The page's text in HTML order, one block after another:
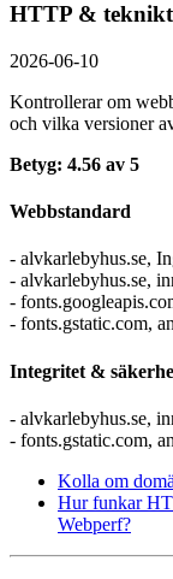
HTTP &
2026-06-10
Kontrollerar om
och vilka versioner
Betyg: 4.56 av 5
Webbstandard
- alvkarlebyhus.se,
- alvkarlebyhus.se,
-
- fonts.gstatic.com,
Integritet &
- alvkarlebyhus.se,
- fonts.gstatic.com,
Kolla om
Hur funkar
Webperf?